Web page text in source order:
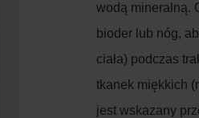
wodą mineralną.
bioder lub nóg,
ciała) podczas
tkanek miękkich
jest wskazany